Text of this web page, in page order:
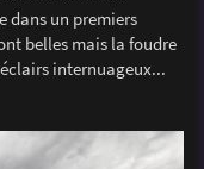
dans un premiers
belles mais la foudre
internuageux...